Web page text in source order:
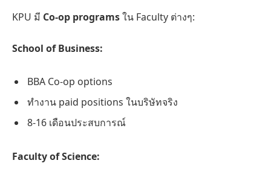
KPU มี Co-op programsใน Faculty ต่างๆ:
School of Business:
BBA Co-op options
ทำงาน paid positions ในบริษัทจริง
8-16 เดือนประสบการณ์
Faculty of Science: